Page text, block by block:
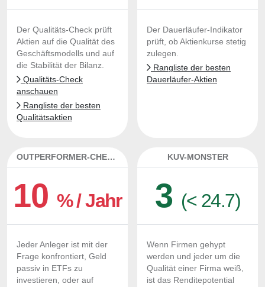
Der Qualitäts-Check prüft
Aktien auf die Qualität des
Geschäftsmodells und auf
die Stabilität der Bilanz.
Qualitäts-Check
anschauen
Rangliste der besten
Qualitätsaktien
Der Dauerläufer-Indikator
prüft, ob Aktienkurse stetig
zulegen.
Rangliste der besten
Dauerläufer-Aktien
OUTPERFORMER-CHECK
10 % / Jahr
Jeder Anleger ist mit der
Frage konfrontiert, Geld
passiv in ETFs zu
investieren, oder auf
KUV-MONSTER
3 (< 24.7)
Wenn Firmen gehypt
werden und jeder um die
Qualität einer Firma weiß,
ist das Renditepotential